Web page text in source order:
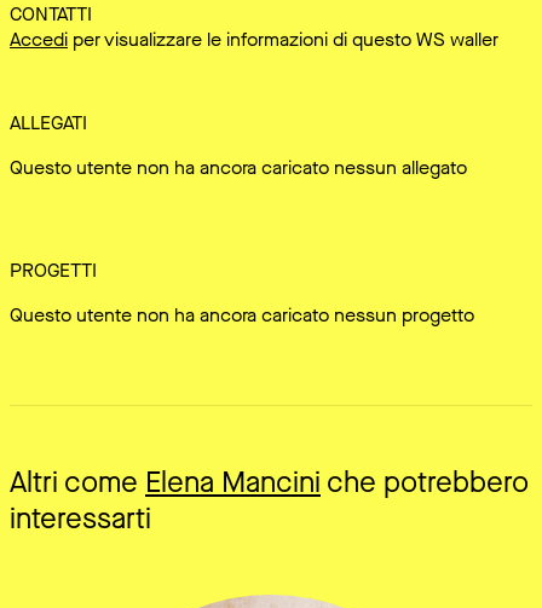
CONTATTI
Accedi per visualizzare le informazioni di questo WS waller
ALLEGATI
Questo utente non ha ancora caricato nessun allegato
PROGETTI
Questo utente non ha ancora caricato nessun progetto
Altri come Elena Mancini che potrebbero
interessarti